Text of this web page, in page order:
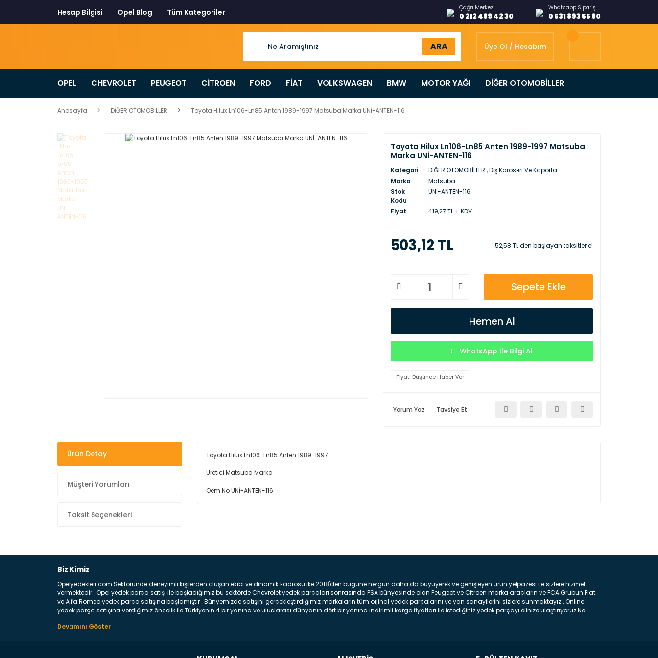
Hesap Bilgisi Opel Blog Tüm Kategoriler Çağrı Merkezi
0 212 489 42 30
Whatsapp Sipariş
0 531 893 55 80
ARA Üye Ol / Hesabım
OPEL CHEVROLET PEUGEOT CİTROEN FORD FİAT VOLKSWAGEN BMW MOTOR YAĞI DİĞER OTOMOBİLLER
Anasayfa DİĞER OTOMOBİLLER Toyota Hilux Ln106-Ln85 Anten 1989-1997 Matsuba Marka UNİ-ANTEN-116
Toyota Hilux Ln106-Ln85 Anten 1989-1997 Matsuba
Marka UNİ-ANTEN-116
Kategori DİĞER OTOMOBİLLER ,Dış Karoseri Ve Kaporta
Marka
Matsuba
Stok
Kodu
UNİ-ANTEN-116
Fiyat 419,27 TL + KDV
503,12 TL 52,58 TL den başlayan taksitlerle!
Sepete Ekle
Hemen Al
WhatsApp İle Bilgi Al
Fiyatı Düşünce Haber Ver
Yorum Yaz Tavsiye Et
Ürün Detay
Müşteri Yorumları
Taksit Seçenekleri
Toyota Hilux Ln106-Ln85 Anten 1989-1997
Üretici Matsuba Marka
Oem No UNİ-ANTEN-116
Biz Kimiz
Opelyedekleri.com Sektöründe deneyimli kişilerden oluşan ekibi ve dinamik kadrosu ike 2018'den bugüne hergün daha da büyüyerek ve genişleyen ürün yelpazesi ile sizlere hizmet
vermektedir . Opel yedek parça satışı ile başladığımız bu sektörde Chevrolet yedek parçaları sonrasında PSA bünyesinde olan Peugeot ve Citroen marka araçların ve FCA Grubun Fiat
ve Alfa Romeo yedek parça satışına başlamıştır . Bünyemizde satışını gerçekleştirdiğimiz markaların tüm orjinal yedek parçalarını ve yan sanayilerini sizlere sunmaktayız . Online
yedek parça satışına verdiğimiz öncelik ile Türkiyenin 4 bir yanına ve uluslarası dünyanın dört bir yanına indirimli kargo fiyatları ile istediğiniz yedek parçayı elinize ulaştırıyoruz Ne
belirttiğimiz parçalar sizlere fikir sağlayacaktır. Ön Tampon : Aracınızın ön kısmında bulunan plastik darbe emici amacı ile yapılmış olan kaporta aksam parçasıdır. Çamurluk :
üretilmiş disk ile teması sayesinde durmayı sağlayan aksam parçadır . Fren Diski : Aracımızın ön ve arka tekerlerinde bulunan frenleme ana elemanıdır . Hangi Araçlara Yedek Parça